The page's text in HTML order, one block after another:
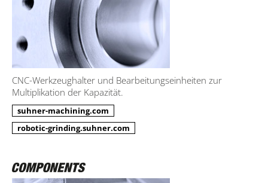
CNC-Werkzeughalter und Bearbeitungseinheiten zur
Multiplikation der Kapazität.
suhner-machining.com
robotic-grinding.suhner.com